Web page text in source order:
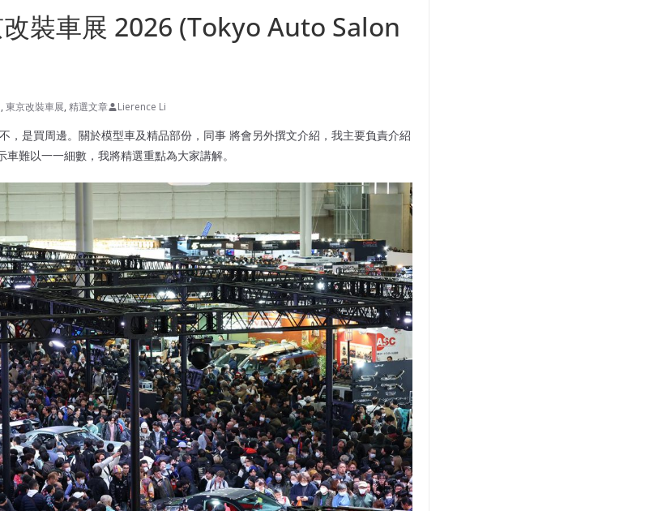
裝車展 2026 (Tokyo Auto Salon
, 東京改裝車展, 精選文章 Lierence Li
，是買周邊。關於模型車及精品部份，同事 將會另外撰文介紹，我主要負責介紹
難以一一細數，我將精選重點為大家講解。